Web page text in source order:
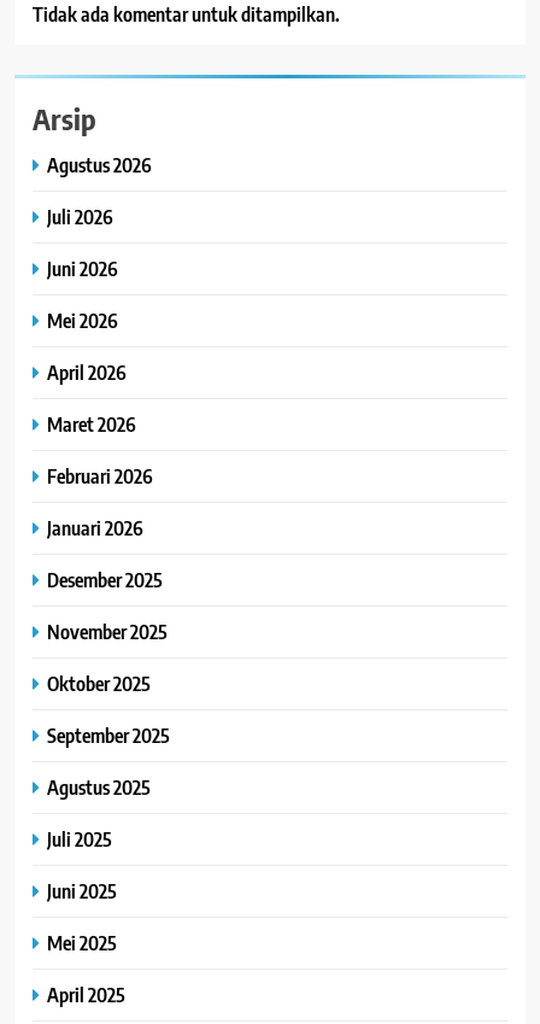
Tidak ada komentar untuk ditampilkan.
Arsip
Agustus 2026
Juli 2026
Juni 2026
Mei 2026
April 2026
Maret 2026
Februari 2026
Januari 2026
Desember 2025
November 2025
Oktober 2025
September 2025
Agustus 2025
Juli 2025
Juni 2025
Mei 2025
April 2025